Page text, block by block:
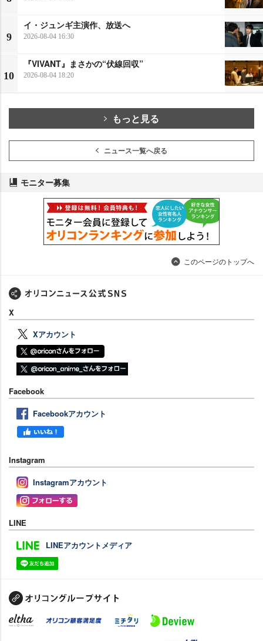
9
イ・ジュンギ主演作、放送へ
2026-08-04 16:30
10
『VIVANT』まさかの“伏線回収”
2026-08-04 18:20
もっと見る
ニュース一覧へ戻る
モニター募集
このページのトップへ
X
Xアカウント
Facebook
Facebookアカウント
Instagram
Instagramアカウント
LINE
LINEアカウントメディア